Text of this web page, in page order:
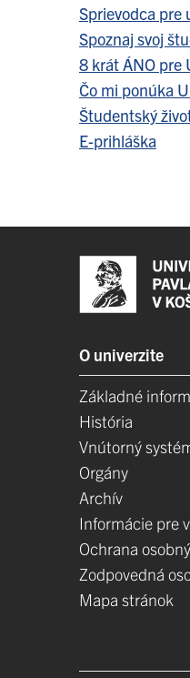
Sprievodca pre
Spoznaj svoj
8 krát ÁNO pre
Čo mi ponúka
Študentský
E-prihláška
O univerzite
Základné
História
Vnútorný
Orgány
Archív
Informácie pre
Ochrana
Zodpovedná
Mapa stránok